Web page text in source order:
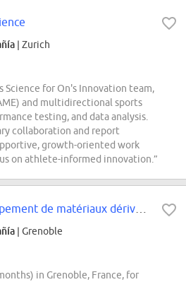
| Zurich
Science for On's Innovation team,
and multidirectional sports
testing, and data analysis.
collaboration and report
growth-oriented work
on athlete-informed innovation.”
| Grenoble
in Grenoble, France, for